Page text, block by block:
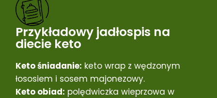
Przykładowy jadłospis na
diecie keto
Keto śniadanie: keto wrap z wędzonym
łososiem i sosem majonezowy.
Keto obiad: polędwiczka wieprzowa w